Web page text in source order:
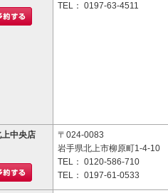
TEL： 0197-63-4511
上中央店
〒024-0083
岩手県北上市柳原町1-4-10
TEL： 0120-586-710
TEL： 0197-61-0533